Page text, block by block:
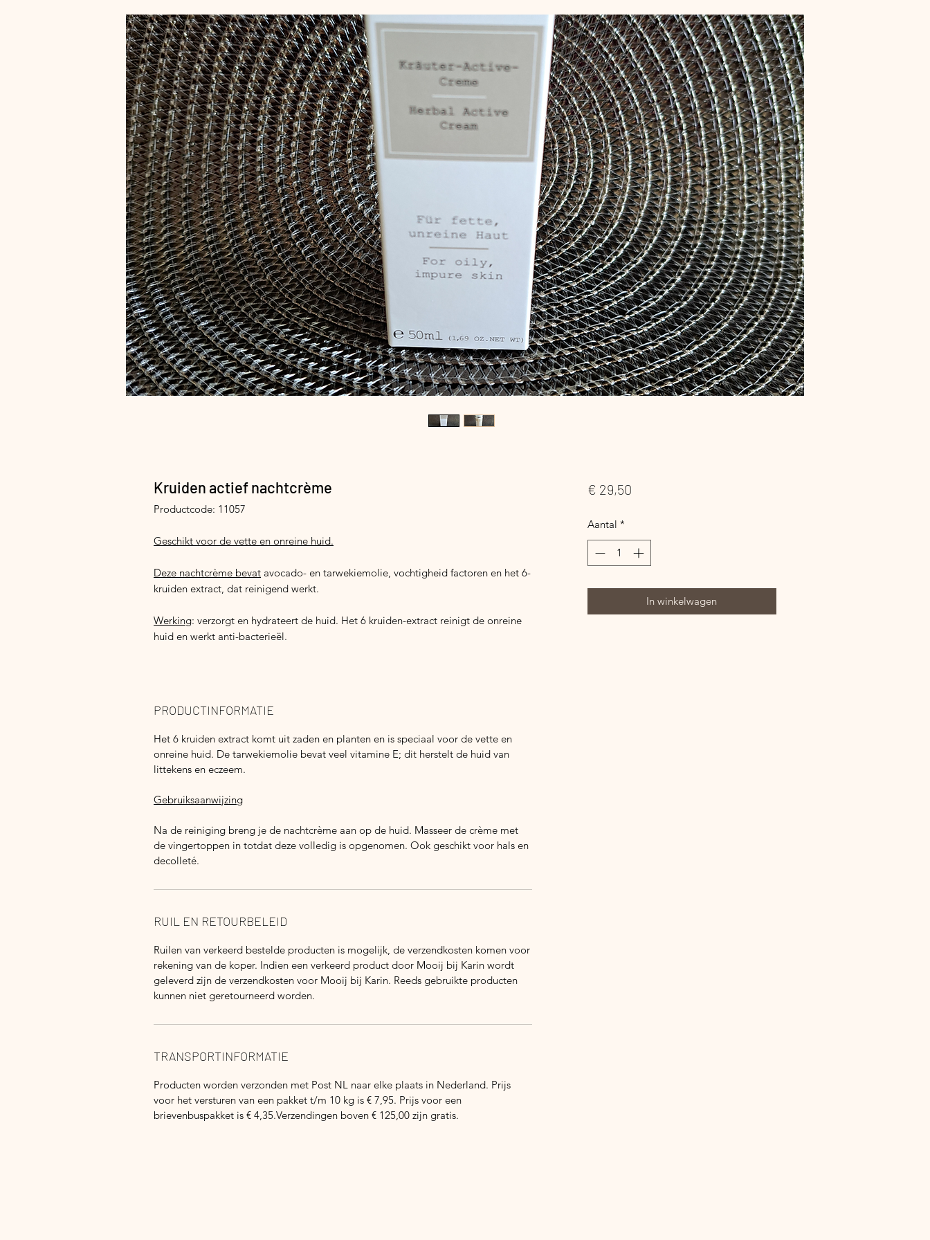
Kruiden actief nachtcrème
Productcode: 11057
Geschikt voor de vette en onreine huid.
Deze nachtcrème bevat avocado- en tarwekiemolie, vochtigheid factoren en het 6-
kruiden extract, dat reinigend werkt.
Werking: verzorgt en hydrateert de huid. Het 6 kruiden-extract reinigt de onreine
huid en werkt anti-bacterieël.
PRODUCTINFORMATIE
Het 6 kruiden extract komt uit zaden en planten en is speciaal voor de vette en
onreine huid. De tarwekiemolie bevat veel vitamine E; dit herstelt de huid van
littekens en eczeem.
Gebruiksaanwijzing
Na de reiniging breng je de nachtcrème aan op de huid. Masseer de crème met
de vingertoppen in totdat deze volledig is opgenomen. Ook geschikt voor hals en
decolleté.
RUIL EN RETOURBELEID
Ruilen van verkeerd bestelde producten is mogelijk, de verzendkosten komen voor
rekening van de koper. Indien een verkeerd product door Mooij bij Karin wordt
geleverd zijn de verzendkosten voor Mooij bij Karin. Reeds gebruikte producten
kunnen niet geretourneerd worden.
TRANSPORTINFORMATIE
Producten worden verzonden met Post NL naar elke plaats in Nederland. Prijs
voor het versturen van een pakket t/m 10 kg is € 7,95. Prijs voor een
brievenbuspakket is € 4,35.Verzendingen boven € 125,00 zijn gratis.
€ 29,50Prijs
Aantal *
In winkelwagen